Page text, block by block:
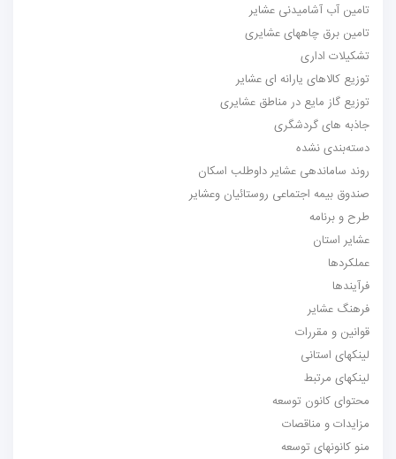
تامین آب آشامیدنی عشایر
تامین برق چاههای عشایری
تشکیلات اداری
توزیع کالاهای یارانه ای عشایر
توزیع گاز مایع در مناطق عشایری
جاذبه های گردشگری
دسته‌بندی نشده
روند ساماندهی عشایر داوطلب اسکان
صندوق بیمه اجتماعی روستائیان وعشایر
طرح و برنامه
عشایر استان
عملکردها
فرآیندها
فرهنگ عشایر
قوانین و مقررات
لینکهای استانی
لینکهای مرتبط
محتوای کانون توسعه
مزایدات و مناقصات
منو کانونهای توسعه